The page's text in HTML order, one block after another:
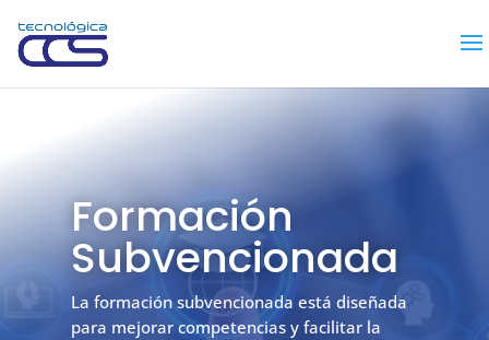
Formación
Subvencionada
La formación subvencionada está diseñada
para mejorar competencias y facilitar la